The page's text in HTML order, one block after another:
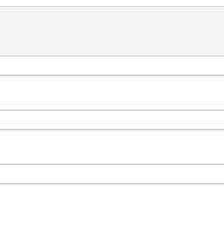
комментарии